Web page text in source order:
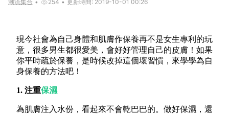
潮流集合 • 254 • 更新時間: 2019-10-01 00:26
現今社會為自己身體和肌膚作保養再不是女生專利的玩
意，很多男生都很愛美，會好好管理自己的皮膚！如果
你平時疏於保養，是時候改掉這個壞習慣，來學學為自
身保養的方法吧！
1. 注重保濕
為肌膚注入水份，看起來不會乾巴巴的。做好保濕，還